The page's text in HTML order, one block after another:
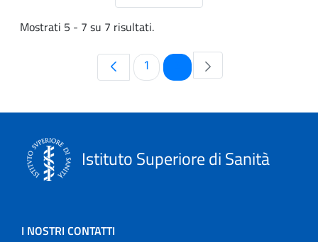
Mostrati 5 - 7 su 7 risultati.
Pagina
1 Pagina
Istituto Superiore di Sanità
I NOSTRI CONTATTI